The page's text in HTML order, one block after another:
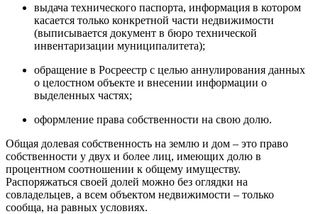
выдача технического паспорта, информация в котором
касается только конкретной части недвижимости
(выписывается документ в бюро технической
инвентаризации муниципалитета);
обращение в Росреестр с целью аннулирования данных
о целостном объекте и внесении информации о
выделенных частях;
оформление права собственности на свою долю.
Общая долевая собственность на землю и дом – это право
собственности у двух и более лиц, имеющих долю в
процентном соотношении к общему имуществу.
Распоряжаться своей долей можно без оглядки на
совладельцев, а всем объектом недвижимости – только
сообща, на равных условиях.